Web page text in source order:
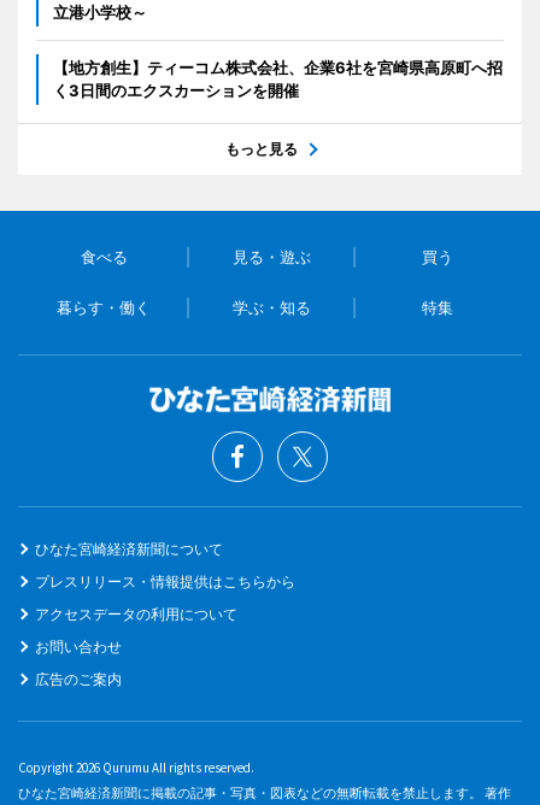
立港小学校～
【地方創生】ティーコム株式会社、企業6社を宮崎県高原町へ招
く3日間のエクスカーションを開催
もっと見る
食べる 見る・遊ぶ 買う
暮らす・働く 学ぶ・知る 特集
ひなた宮崎経済新聞について
プレスリリース・情報提供はこちらから
アクセスデータの利用について
お問い合わせ
広告のご案内
Copyright 2026 Qurumu All rights reserved.
ひなた宮崎経済新聞に掲載の記事・写真・図表などの無断転載を禁止します。 著作